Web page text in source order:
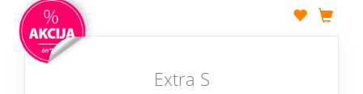
Extra S